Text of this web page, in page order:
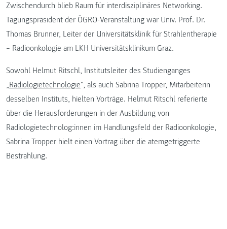
Zwischendurch blieb Raum für interdisziplinäres Networking.
Tagungspräsident der ÖGRO-Veranstaltung war Univ.­ Prof. Dr.
Thomas Brunner, Leiter der Universitätsklinik für Strahlentherapie
– Radioonkologie am LKH Universitätsklinikum Graz.
Sowohl Helmut Ritschl, Institutsleiter des Studienganges
„Radiologietechnologie“, als auch Sabrina Tropper, Mitarbeiterin
desselben Instituts, hielten Vorträge. Helmut Ritschl referierte
über die Herausforderungen in der Ausbildung von
Radiologietechnolog:innen im Handlungsfeld der Radioonkologie,
Sabrina Tropper hielt einen Vortrag über die atemgetriggerte
Bestrahlung.